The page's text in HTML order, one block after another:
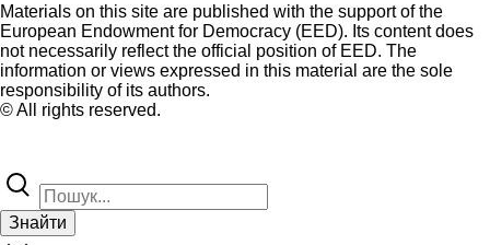
Materials on this site are published with the support of the
European Endowment for Democracy (EED). Its content does
not necessarily reflect the official position of EED. The
information or views expressed in this material are the sole
responsibility of its authors.
© All rights reserved.
Знайти